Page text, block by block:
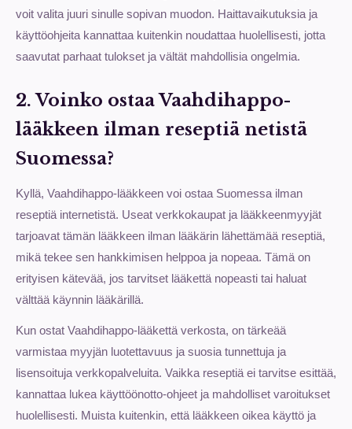
voit valita juuri sinulle sopivan muodon. Haittavaikutuksia ja
käyttöohjeita kannattaa kuitenkin noudattaa huolellisesti, jotta
saavutat parhaat tulokset ja vältät mahdollisia ongelmia.
2. Voinko ostaa Vaahdihappo-
lääkkeen ilman reseptiä netistä
Suomessa?
Kyllä, Vaahdihappo-lääkkeen voi ostaa Suomessa ilman
reseptiä internetistä. Useat verkkokaupat ja lääkkeenmyyjät
tarjoavat tämän lääkkeen ilman lääkärin lähettämää reseptiä,
mikä tekee sen hankkimisen helppoa ja nopeaa. Tämä on
erityisen kätevää, jos tarvitset lääkettä nopeasti tai haluat
välttää käynnin lääkärillä.
Kun ostat Vaahdihappo-lääkettä verkosta, on tärkeää
varmistaa myyjän luotettavuus ja suosia tunnettuja ja
lisensoituja verkkopalveluita. Vaikka reseptiä ei tarvitse esittää,
kannattaa lukea käyttöönotto-ohjeet ja mahdolliset varoitukset
huolellisesti. Muista kuitenkin, että lääkkeen oikea käyttö ja